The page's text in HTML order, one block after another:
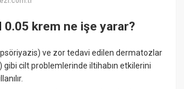
krem ne işe yarar?
ve zor tedavi edilen dermatozlar
gibi cilt problemlerinde iltihabın etkilerini